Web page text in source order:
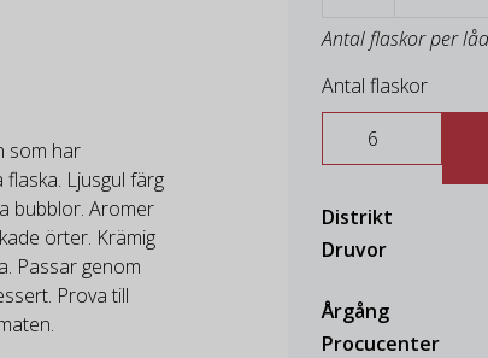
som har
Ljusgul färg
bubblor. Aromer
örter. Krämig
Passar genom
Prova till
Antal flaskor per
Antal flaskor
Distrikt
Druvor
Årgång
Procucenter